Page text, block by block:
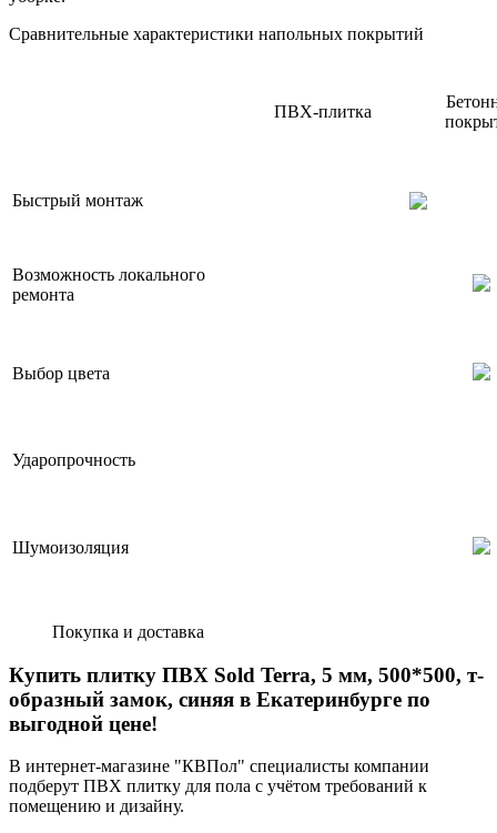
Сравнительные характеристики напольных покрытий
ПВХ-плитка
Быстрый монтаж
Возможность локального
ремонта
Выбор цвета
Ударопрочность
Шумоизоляция
Покупка и доставка
Купить плитку ПВХ Sold Terra, 5 мм, 500*500, т-
образный замок, синяя в Екатеринбурге по
выгодной цене!
В интернет-магазине "КВПол" специалисты компании
подберут ПВХ плитку для пола с учётом требований к
помещению и дизайну.